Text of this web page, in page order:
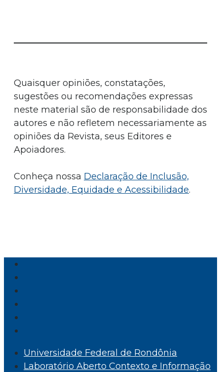
Quaisquer opiniões, constatações,
sugestões ou recomendações expressas
neste material são de responsabilidade dos
autores e não refletem necessariamente as
opiniões da Revista, seus Editores e
Apoiadores.
Conheça nossa Declaração de Inclusão,
Diversidade, Equidade e Acessibilidade.
Universidade Federal de Rondônia
Laboratório Aberto Contexto e Informação